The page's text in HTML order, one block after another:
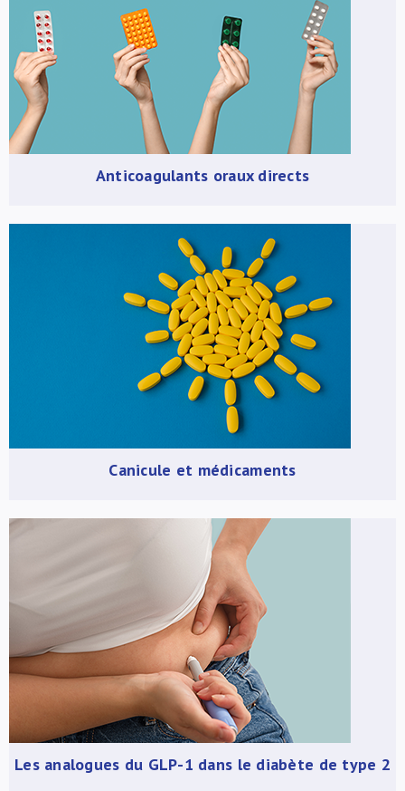
À propos de nous
NL
Anticoagulants oraux directs
Canicule et médicaments
Les analogues du GLP-1 dans le diabète de type 2